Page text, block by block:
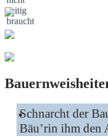
Schnarcht der
Bäu’rin ihm den